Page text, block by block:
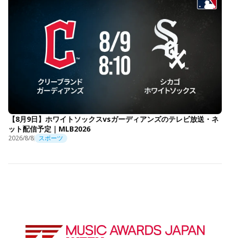
【8月9日】ホワイトソックスvsガーディアンズのテレビ放送・ネ
ット配信予定｜MLB2026
2026/8/8 スポーツ